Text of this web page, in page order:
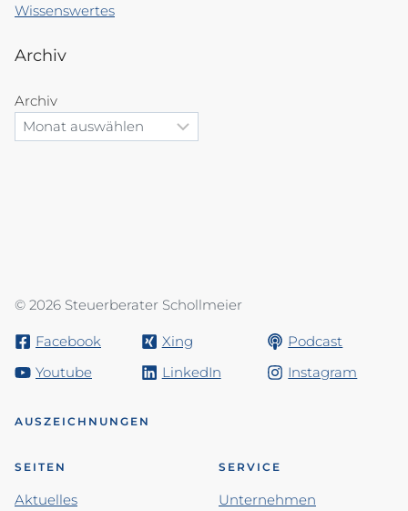
Wissenswertes
Archiv
Archiv
© 2026 Steuerberater Schollmeier
Facebook Xing
Podcast
Youtube
LinkedIn Instagram
AUSZEICHNUNGEN
SEITEN
Aktuelles
SERVICE
Unternehmen